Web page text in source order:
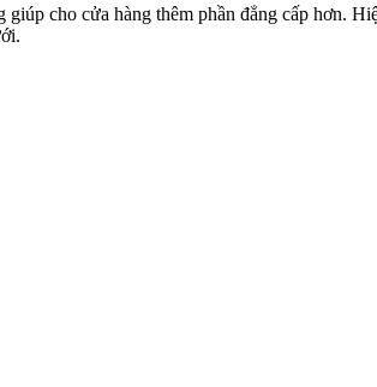
cho cửa hàng thêm phần đẳng cấp hơn.